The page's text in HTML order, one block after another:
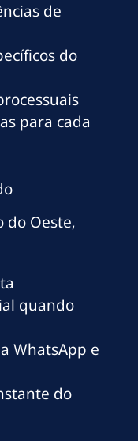
de
do
para cada
do Oeste,
quando
WhatsApp e
do